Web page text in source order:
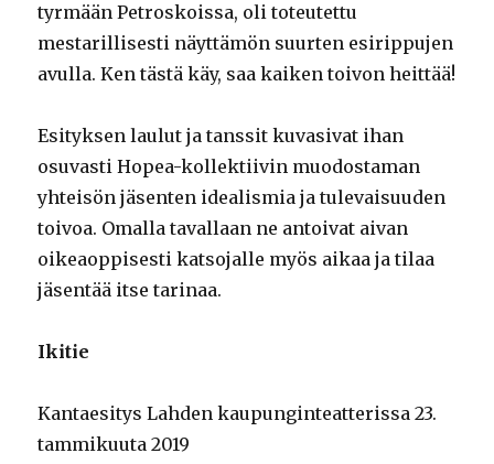
tyrmään Petroskoissa, oli toteutettu
mestarillisesti näyttämön suurten esirippujen
avulla. Ken tästä käy, saa kaiken toivon heittää!
Esityksen laulut ja tanssit kuvasivat ihan
osuvasti Hopea-kollektiivin muodostaman
yhteisön jäsenten idealismia ja tulevaisuuden
toivoa. Omalla tavallaan ne antoivat aivan
oikeaoppisesti katsojalle myös aikaa ja tilaa
jäsentää itse tarinaa.
Ikitie
Kantaesitys Lahden kaupunginteatterissa 23.
tammikuuta 2019